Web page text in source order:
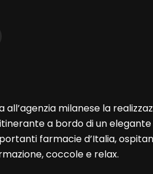
milanese la
a bordo di un
farmacie d’Italia,
coccole e relax.